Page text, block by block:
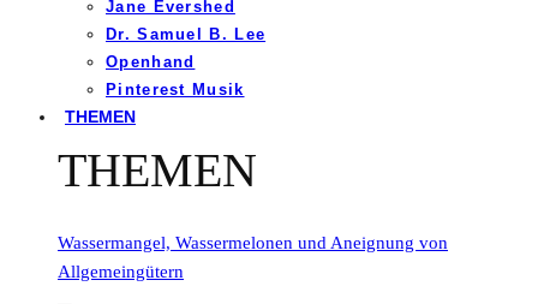
Jane Evershed
Dr. Samuel B. Lee
Openhand
Pinterest Musik
THEMEN
THEMEN
Wassermangel, Wassermelonen und Aneignung von
Allgemeingütern